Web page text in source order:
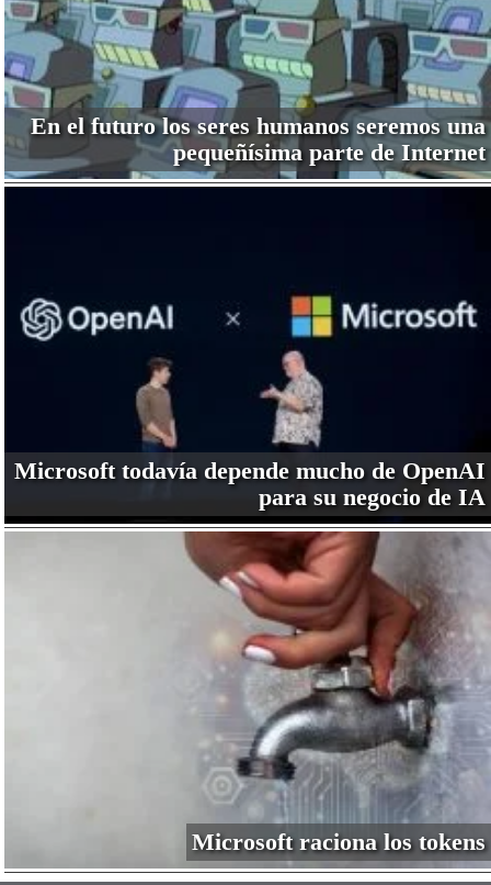
En el futuro los seres humanos seremos una
pequeñísima parte de Internet
Microsoft todavía depende mucho de OpenAI
para su negocio de IA
Microsoft raciona los tokens